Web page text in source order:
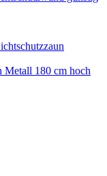
Metall 180 cm hoch